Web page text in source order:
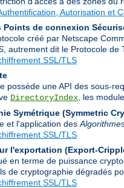
Autorisation et
Points de connexion
créé par Netscape
, autrement dit le Protocole
SSL/TLS
possède une API des sous-
DirectoryIndex , les
Symétrique (Symmetric
et l'application des
SSL/TLS
l'exportation (Export-
en terme de puissance
de cryptographie dégradés
SSL/TLS